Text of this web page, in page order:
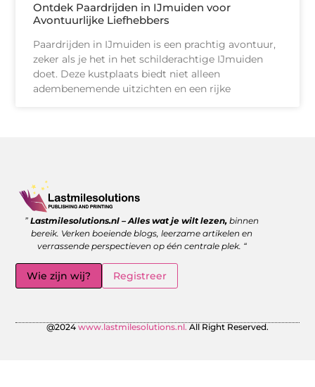
Ontdek Paardrijden in IJmuiden voor
Avontuurlijke Liefhebbers
Paardrijden in IJmuiden is een prachtig avontuur,
zeker als je het in het schilderachtige IJmuiden
doet. Deze kustplaats biedt niet alleen
adembenemende uitzichten en een rijke
”Lastmilesolutions.nl – Alles wat je wilt lezen, binnen
bereik. Verken boeiende blogs, leerzame artikelen en
verrassende perspectieven op één centrale plek. “
Wie zijn wij? Registreer
@2024 www.lastmilesolutions.nl. All Right Reserved.